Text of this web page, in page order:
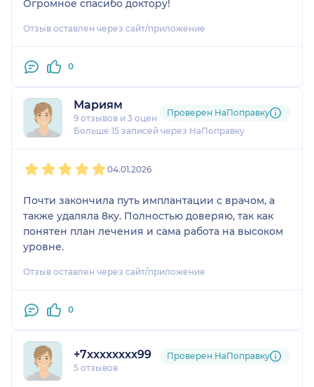
все этапы процедуры, составляет план
дальнейшего лечения, включая стоимость,
делает фото "до/после" и потом подробно
показывает, рассказывает все детали, все
в том числе на кресле во время самого лечения.
Все на высшем уровне. Очень довольна и буду
приходить ещё. 💜
Огромное спасибо доктору!
Отзыв оставлен через сайт/приложение
0
Мариям
9 отзывов и 3 оценки
Больше 15 записей через НаПоправку
Проверен НаПоправку
04.01.2026
Почти закончила путь имплантации с врачом, а
также удаляла 8ку. Полностью доверяю, так как
понятен план лечения и сама работа на высоком
уровне.
Отзыв оставлен через сайт/приложение
0
+7xxxxxxxx99
5 отзывов
Проверен НаПоправку